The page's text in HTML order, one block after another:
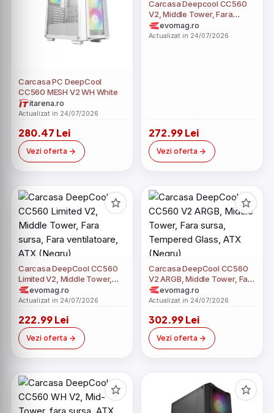
Carcasa PC DeepCool
CC560 MESH V2 WH White
itarena.ro
Actualizat in 24/07/2026
280.47 Lei
Vezi oferta
Carcasa Deepcool CC560
V2, Middle Tower, Fara
sursa, ATX (Negru)
evomag.ro
Actualizat in 24/07/2026
272.99 Lei
Vezi oferta
Carcasa DeepCool CC560
Limited V2, Middle Tower,
Fara sursa, Fara
ventilatoare, ATX (Negru)
evomag.ro
Actualizat in 24/07/2026
222.99 Lei
Vezi oferta
Carcasa DeepCool CC560
V2 ARGB, Middle Tower, Fara
sursa, Tempered Glass, ATX
(Negru)
evomag.ro
Actualizat in 24/07/2026
302.99 Lei
Vezi oferta